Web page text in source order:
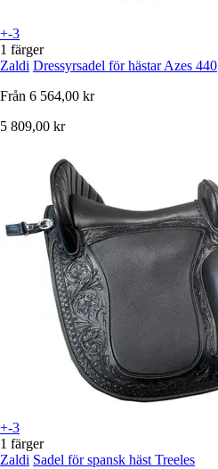
+-3
1 färger
Zaldi Dressyrsadel för hästar Azes 440
Från 6 564,00 kr
5 809,00 kr
+-3
1 färger
Zaldi Sadel för spansk häst Treeles